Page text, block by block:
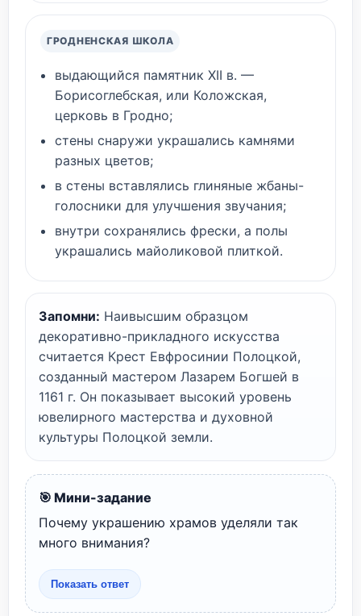
ГРОДНЕНСКАЯ ШКОЛА
выдающийся памятник XII в. —
Борисоглебская, или Коложская,
церковь в Гродно;
стены снаружи украшались камнями
разных цветов;
в стены вставлялись глиняные жбаны-
голосники для улучшения звучания;
внутри сохранялись фрески, а полы
украшались майоликовой плиткой.
Запомни: Наивысшим образцом
декоративно-прикладного искусства
считается Крест Евфросинии Полоцкой,
созданный мастером Лазарем Богшей в
1161 г. Он показывает высокий уровень
ювелирного мастерства и духовной
культуры Полоцкой земли.
🎯 Мини-задание
Почему украшению храмов уделяли так
много внимания?
Показать ответ